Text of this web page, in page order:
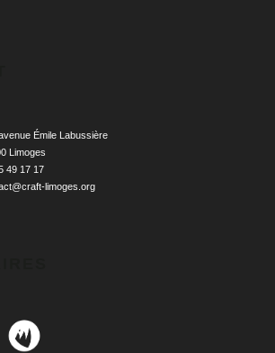
Émile Labussière
Limoges
49 17 17
limoges.org